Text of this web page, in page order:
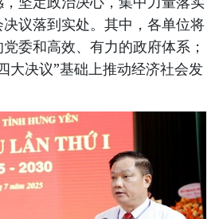
议落到实处。其中，各单位将
委和高效、有力的政府体系；
大决议”基础上推动经济社会发